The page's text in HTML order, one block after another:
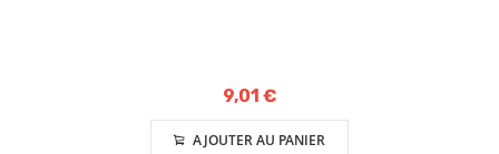
9,01 €
AJOUTER AU PANIER